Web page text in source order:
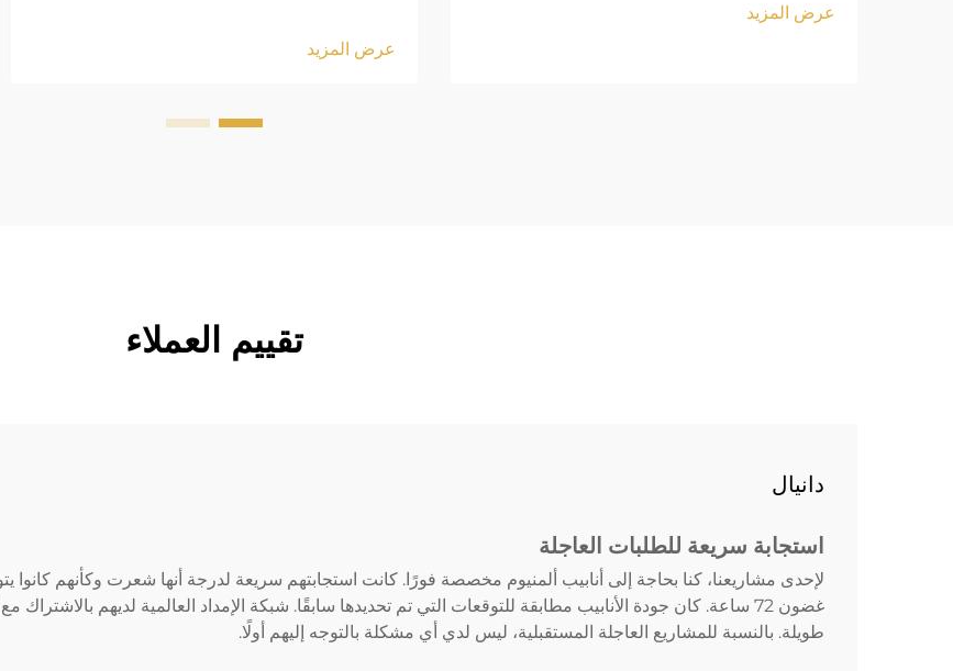
عرض المزيد
عرض المزيد
تقييم العملاء
دانيال
استجابة سريعة للطلبات العاجلة
لإحدى مشاريعنا، كنا بحاجة إلى أنابيب ألمنيوم مخصصة فورًا. كانت استجابتهم سريعة لدرجة أنها شعرت وكأنهم كانوا
غضون 72 ساعة. كان جودة الأنابيب مطابقة للتوقعات التي تم تحديدها سابقًا. شبكة الإمداد العالمية لديهم
طويلة. بالنسبة للمشاريع العاجلة المستقبلية، ليس لدي أي مشكلة بالتوجه إليهم أولًا.